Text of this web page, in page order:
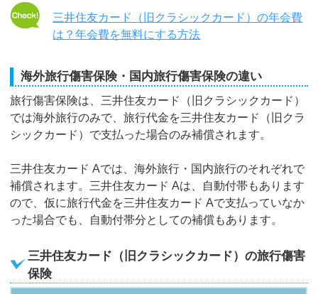
三井住友カード（旧クラシックカード）の年会費
は？年会費を無料にする方法
海外旅行傷害保険・国内旅行傷害保険の違い
旅行傷害保険は、三井住友カード（旧クラシックカード）
では海外旅行のみで、旅行代金を三井住友カード（旧クラ
シックカード）で支払った場合のみ補償されます。
三井住友カード Aでは、海外旅行・国内旅行のそれぞれで
補償されます。三井住友カード Aは、自動付帯もあります
ので、仮に旅行代金を三井住友カード Aで支払っていなか
った場合でも、自動付帯分としての補償もあります。
三井住友カード（旧クラシックカード）の旅行傷害
保険